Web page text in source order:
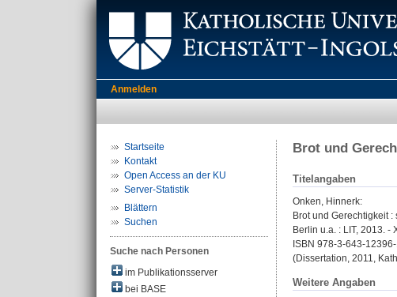
Anmelden
Startseite
Kontakt
Open Access an der KU
Server-Statistik
Blättern
Suchen
Suche nach Personen
im Publikationsserver
bei BASE
Brot und
Titelangaben
Onken, Hinnerk:
Brot und Gerechtigkeit
Berlin u.a. : LIT, 2013.
ISBN 978-3-643-
(Dissertation, 2011,
Weitere Angaben